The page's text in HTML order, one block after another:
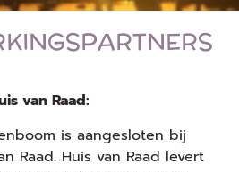
van Raad:
is aangesloten bij
Raad. Huis van Raad levert